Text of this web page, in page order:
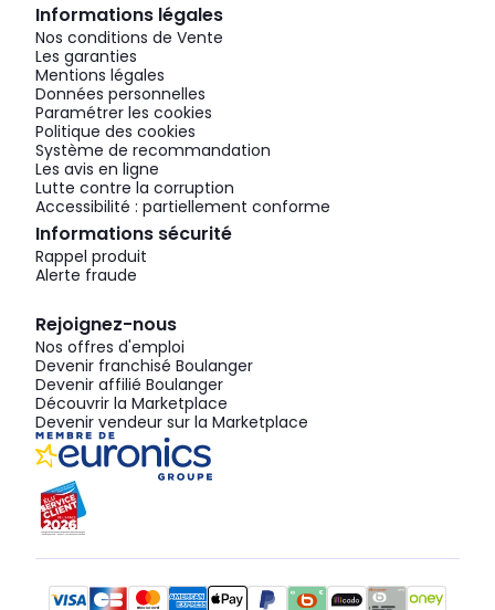
Informations légales
Nos conditions de Vente
Les garanties
Mentions légales
Données personnelles
Paramétrer les cookies
Politique des cookies
Système de recommandation
Les avis en ligne
Lutte contre la corruption
Accessibilité : partiellement conforme
Informations sécurité
Rappel produit
Alerte fraude
Rejoignez-nous
Nos offres d'emploi
Devenir franchisé Boulanger
Devenir affilié Boulanger
Découvrir la Marketplace
Devenir vendeur sur la Marketplace